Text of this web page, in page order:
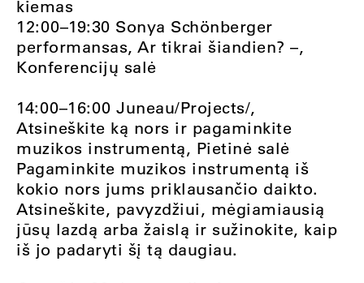
kiemas
12:00–19:30 Sonya Schönberger
performansas, Ar tikrai šiandien? –,
Konferencijų salė
14:00–16:00 Juneau/Projects/,
Atsineškite ką nors ir pagaminkite
muzikos instrumentą, Pietinė salė
Pagaminkite muzikos instrumentą iš
kokio nors jums priklausančio daikto.
Atsineškite, pavyzdžiui, mėgiamiausią
jūsų lazdą arba žaislą ir sužinokite, kaip
iš jo padaryti šį tą daugiau.